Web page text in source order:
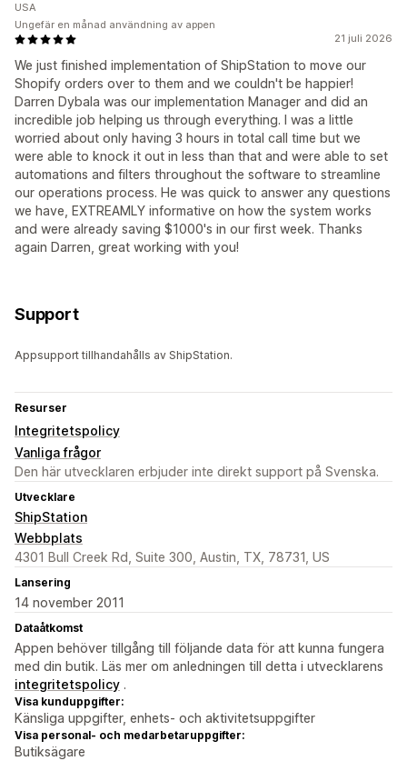
21 juli 2026
We just finished implementation of ShipStation to move our
Shopify orders over to them and we couldn't be happier!
Darren Dybala was our implementation Manager and did an
incredible job helping us through everything. I was a little
worried about only having 3 hours in total call time but we
were able to knock it out in less than that and were able to set
automations and filters throughout the software to streamline
our operations process. He was quick to answer any questions
we have, EXTREAMLY informative on how the system works
and were already saving $1000's in our first week. Thanks
again Darren, great working with you!
USA
Ungefär en månad användning av appen
Support
Appsupport tillhandahålls av ShipStation.
Resurser
Integritetspolicy
Vanliga frågor
Den här utvecklaren erbjuder inte direkt support på Svenska.
Utvecklare
ShipStation
Webbplats
4301 Bull Creek Rd, Suite 300, Austin, TX, 78731, US
Lansering
14 november 2011
Dataåtkomst
Appen behöver tillgång till följande data för att kunna fungera
med din butik. Läs mer om anledningen till detta i utvecklarens
integritetspolicy .
Visa kunduppgifter:
Känsliga uppgifter, enhets- och aktivitetsuppgifter
Visa personal- och medarbetaruppgifter:
Butiksägare